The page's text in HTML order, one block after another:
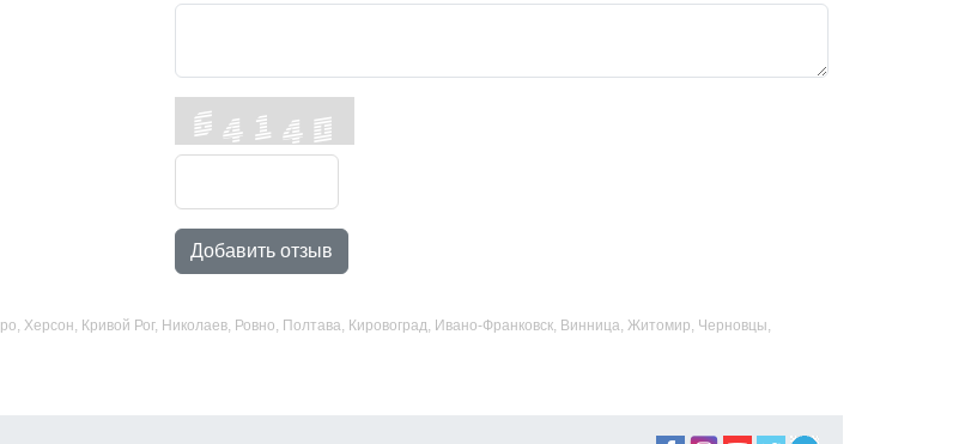
Добавить отзыв
Херсон, Кривой Рог, Николаев, Ровно, Полтава, Кировоград, Ивано-Франковск, Винница, Житомир, Черновцы,